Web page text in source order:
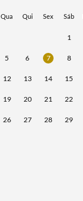
Qua Qui Sex Sáb
1
5 6 7 8
12 13 14 15
19 20 21 22
26 27 28 29